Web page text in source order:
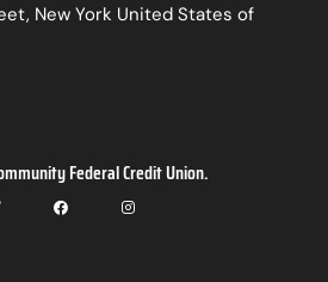
New York United States of
Federal Credit Union.